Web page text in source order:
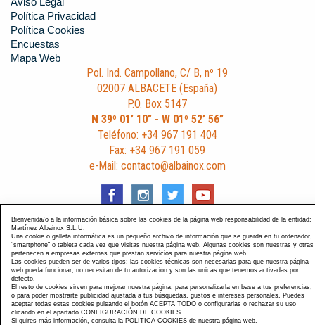
Aviso Legal
Política Privacidad
Política Cookies
Encuestas
Mapa Web
Pol. Ind. Campollano, C/ B, nº 19
02007 ALBACETE (España)
P.O. Box 5147
N 39º 01’ 10” - W 01º 52’ 56”
Teléfono: +34 967 191 404
Fax: +34 967 191 059
e-Mail: contacto@albainox.com
Diseño y Desarrollo web Im3diA comunicación. Esta página
está optimizada para navegadores Chrome, Internet Explorer
9 y Firefox 4.0.
Bienvenida/o a la información básica sobre las cookies de la página web responsabilidad de la entidad:
Martínez Albainox S.L.U.
Una cookie o galleta informática es un pequeño archivo de información que se guarda en tu ordenador,
“smartphone” o tableta cada vez que visitas nuestra página web. Algunas cookies son nuestras y otras
pertenecen a empresas externas que prestan servicios para nuestra página web.
Las cookies pueden ser de varios tipos: las cookies técnicas son necesarias para que nuestra página
web pueda funcionar, no necesitan de tu autorización y son las únicas que tenemos activadas por
defecto.
El resto de cookies sirven para mejorar nuestra página, para personalizarla en base a tus preferencias,
o para poder mostrarte publicidad ajustada a tus búsquedas, gustos e intereses personales. Puedes
aceptar todas estas cookies pulsando el botón ACEPTA TODO o configurarlas o rechazar su uso
clicando en el apartado CONFIGURACIÓN DE COOKIES.
Si quires más información, consulta la POLITICA COOKIES de nuestra página web.